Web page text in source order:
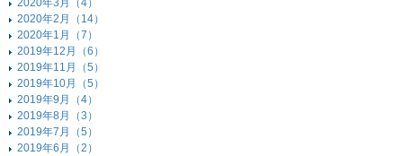
2020年3月（4）
2020年2月（14）
2020年1月（7）
2019年12月（6）
2019年11月（5）
2019年10月（5）
2019年9月（4）
2019年8月（3）
2019年7月（5）
2019年6月（2）